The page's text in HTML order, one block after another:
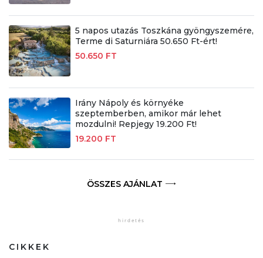
5 napos utazás Toszkána gyöngyszemére,
Terme di Saturniára 50.650 Ft-ért!
50.650 FT
Irány Nápoly és környéke
szeptemberben, amikor már lehet
mozdulni! Repjegy 19.200 Ft!
19.200 FT
ÖSSZES AJÁNLAT
CIKKEK